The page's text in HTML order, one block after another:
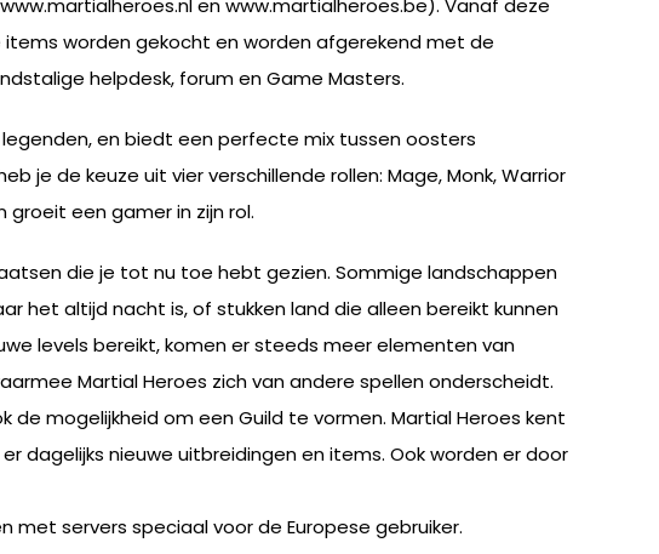
en www.martialheroes.be). Vanaf deze
worden gekocht en worden afgerekend met de
helpdesk, forum en Game Masters.
en biedt een perfecte mix tussen oosters
je de keuze uit vier verschillende rollen: Mage, Monk, Warrior
groeit een gamer in zijn rol.
die je tot nu toe hebt gezien. Sommige landschappen
het altijd nacht is, of stukken land die alleen bereikt kunnen
levels bereikt, komen er steeds meer elementen van
Martial Heroes zich van andere spellen onderscheidt.
mogelijkheid om een Guild te vormen. Martial Heroes kent
dagelijks nieuwe uitbreidingen en items. Ook worden er door
servers speciaal voor de Europese gebruiker.